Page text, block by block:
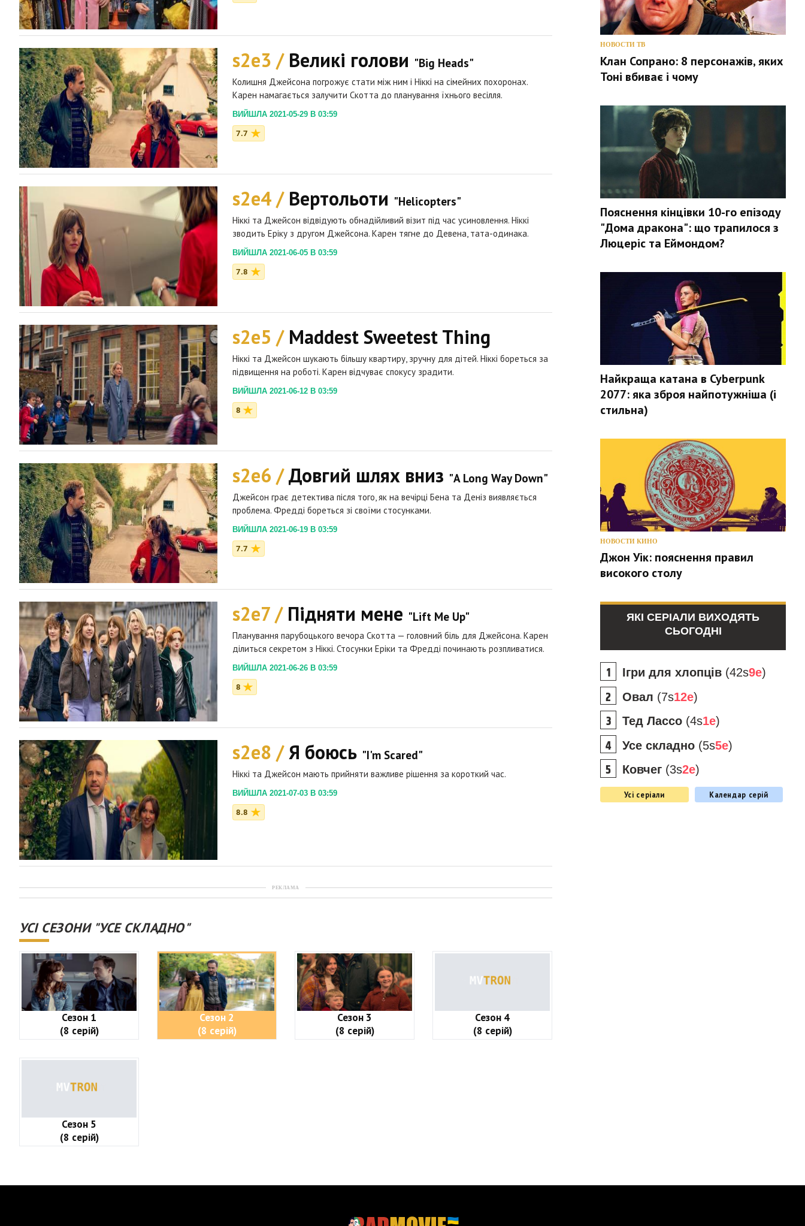
s2e3 / Великі голови "Big Heads"
Колишня Джейсона погрожує стати між ним і Ніккі на сімейних похоронах.
Карен намагається залучити Скотта до планування їхнього весілля.
ВИЙШЛА 2021-05-29 В 03:59
7.7
s2e4 / Вертольоти "Helicopters"
Ніккі та Джейсон відвідують обнадійливий візит під час усиновлення. Ніккі
зводить Еріку з другом Джейсона. Карен тягне до Девена, тата-одинака.
ВИЙШЛА 2021-06-05 В 03:59
7.8
s2e5 / Maddest Sweetest Thing
Ніккі та Джейсон шукають більшу квартиру, зручну для дітей. Ніккі бореться за
підвищення на роботі. Карен відчуває спокусу зрадити.
ВИЙШЛА 2021-06-12 В 03:59
8
s2e6 /Довгий шлях вниз "A Long Way Down"
Джейсон грає детектива після того, як на вечірці Бена та Деніз виявляється
проблема. Фредді бореться зі своїми стосунками.
ВИЙШЛА 2021-06-19 В 03:59
7.7
s2e7 / Підняти мене "Lift Me Up"
Планування парубоцького вечора Скотта — головний біль для Джейсона. Карен
ділиться секретом з Ніккі. Стосунки Еріки та Фредді починають розпливатися.
ВИЙШЛА 2021-06-26 В 03:59
8
s2e8 /Я боюсь "I'm Scared"
Ніккі та Джейсон мають прийняти важливе рішення за короткий час.
ВИЙШЛА 2021-07-03 В 03:59
8.8
РЕКЛАМА
УСІ СЕЗОНИ "УСЕ СКЛАДНО"
Сезон 1
(8 серій)
Сезон 2
(8 серій)
Сезон 3
(8 серій)
Сезон 4
(8 серій)
Сезон 5
(8 серій)
НОВОСТИ ТВ
Клан Сопрано: 8 персонажів, яких
Тоні вбиває і чому
Пояснення кінцівки 10-го епізоду
"Дома дракона": що трапилося з
Люцеріс та Еймондом?
Найкраща катана в Cyberpunk
2077: яка зброя найпотужніша (і
стильна)
НОВОСТИ КИНО
Джон Уік: пояснення правил
високого столу
ЯКІ СЕРІАЛИ ВИХОДЯТЬ
СЬОГОДНІ
Ігри для хлопців (42s9e)
Овал (7s12e)
Тед Лассо (4s1e)
Усе складно (5s5e)
Ковчег (3s2e)
Усі серіали Календар серій